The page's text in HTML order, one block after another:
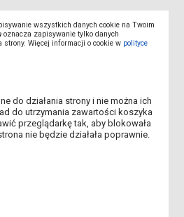
wszystkich danych cookie na Twoim
oznacza zapisywanie tylko danych
Więcej informacji o cookie w polityce
do działania strony i nie można ich
do utrzymania zawartości koszyka
przeglądarkę tak, aby blokowała
nie będzie działała poprawnie.